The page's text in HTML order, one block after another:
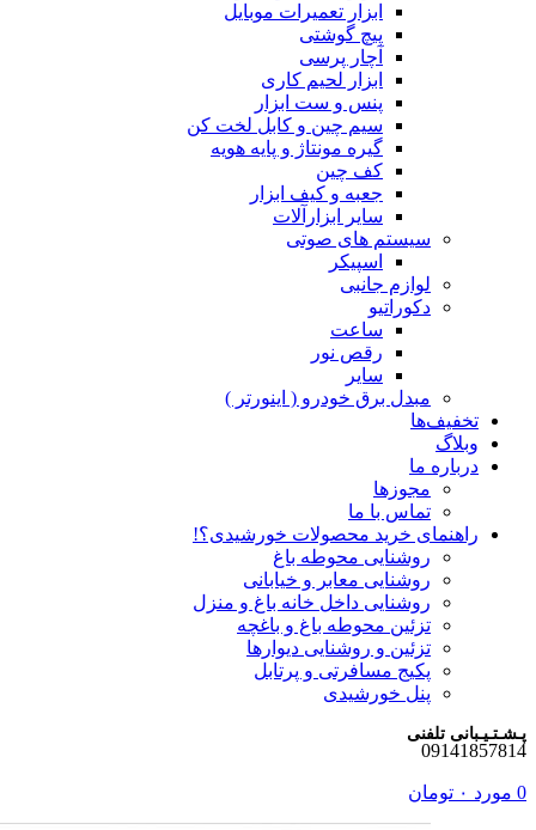
ابزار تعمیرات موبایل
پیچ گوشتی
آچار پرسی
ابزار لحیم کاری
پنس و ست ابزار
سیم چین و کابل لخت کن
گیره مونتاژ و پایه هویه
کف چین
جعبه و کیف ابزار
سایر ابزارآلات
سیستم های صوتی
اسپیکر
لوازم جانبی
دکوراتیو
ساعت
رقص نور
سایر
مبدل برق خودرو ( اینورتر )
تخفیف‌ها
وبلاگ
درباره ما
مجوزها
تماس با ما
راهنمای خرید محصولات خورشیدی؟!
روشنایی محوطه باغ
روشنایی معابر و خیابانی
روشنایی داخل خانه باغ و منزل
تزئین محوطه باغ و باغچه
تزئین و روشنایی دیوارها
پکیج مسافرتی و پرتابل
پنل خورشیدی
پـشـتـیـبانی تلفنی
09141857814
0 مورد ۰ تومان